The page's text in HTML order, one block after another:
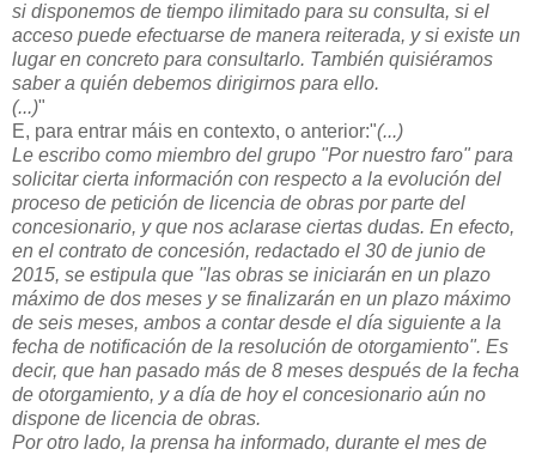
si disponemos de tiempo ilimitado para su consulta, si el
acceso puede efectuarse de manera reiterada, y si existe un
lugar en concreto para consultarlo. También quisiéramos
saber a quién debemos dirigirnos para ello.
(...)"
E, para entrar máis en contexto, o anterior:"(...)
Le escribo como miembro del grupo "Por nuestro faro" para
solicitar cierta información con respecto a la evolución del
proceso de petición de licencia de obras por parte del
concesionario, y que nos aclarase ciertas dudas. En efecto,
en el contrato de concesión, redactado el 30 de junio de
2015, se estipula que "las obras se iniciarán en un plazo
máximo de dos meses y se finalizarán en un plazo máximo
de seis meses, ambos a contar desde el día siguiente a la
fecha de notificación de la resolución de otorgamiento". Es
decir, que han pasado más de 8 meses después de la fecha
de otorgamiento, y a día de hoy el concesionario aún no
dispone de licencia de obras.
Por otro lado, la prensa ha informado, durante el mes de